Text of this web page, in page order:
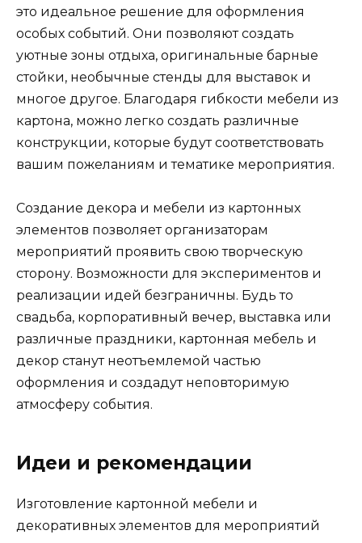
это идеальное решение для оформления
особых событий. Они позволяют создать
уютные зоны отдыха, оригинальные барные
стойки, необычные стенды для выставок и
многое другое. Благодаря гибкости мебели из
картона, можно легко создать различные
конструкции, которые будут соответствовать
вашим пожеланиям и тематике мероприятия.
Создание декора и мебели из картонных
элементов позволяет организаторам
мероприятий проявить свою творческую
сторону. Возможности для экспериментов и
реализации идей безграничны. Будь то
свадьба, корпоративный вечер, выставка или
различные праздники, картонная мебель и
декор станут неотъемлемой частью
оформления и создадут неповторимую
атмосферу события.
Идеи и рекомендации
Изготовление картонной мебели и
декоративных элементов для мероприятий